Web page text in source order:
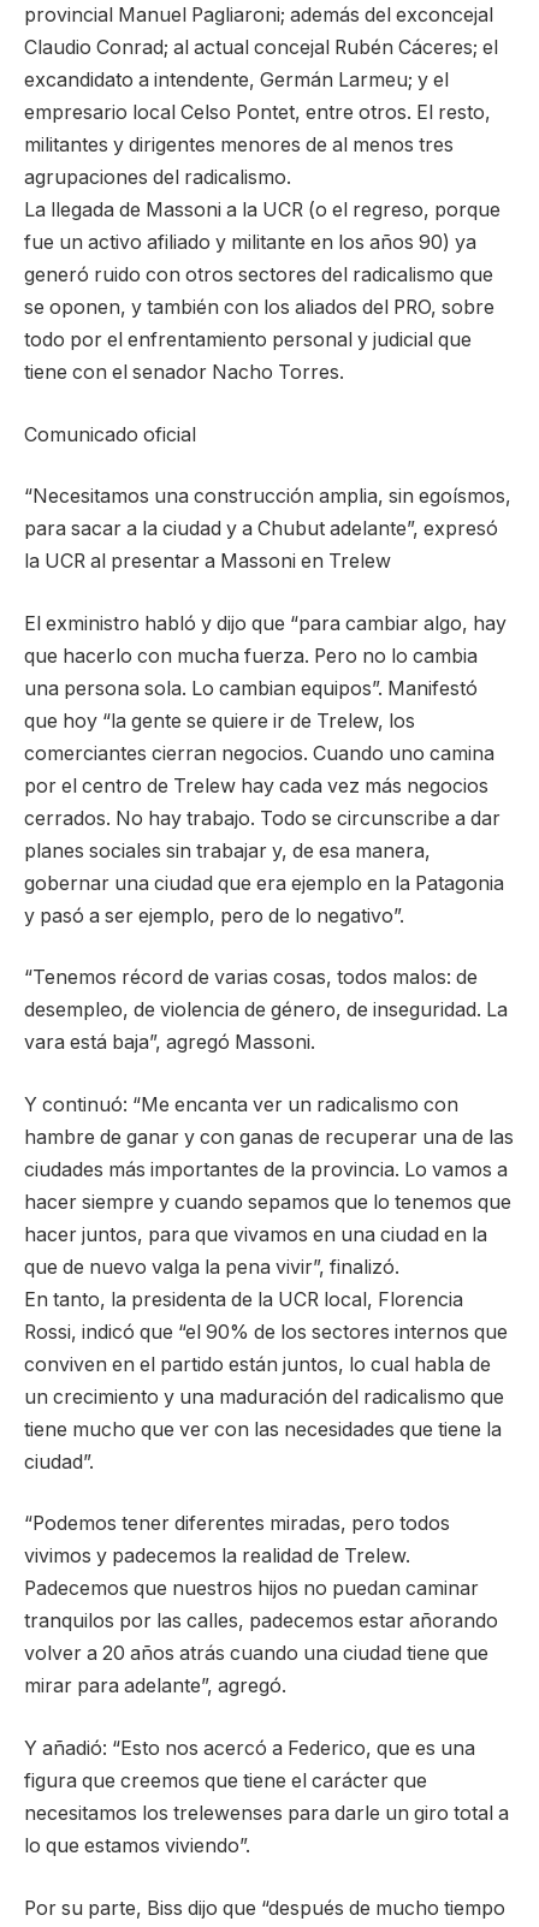
provincial Manuel Pagliaroni; además del exconcejal
Claudio Conrad; al actual concejal Rubén Cáceres; el
excandidato a intendente, Germán Larmeu; y el
empresario local Celso Pontet, entre otros. El resto,
militantes y dirigentes menores de al menos tres
agrupaciones del radicalismo.
La llegada de Massoni a la UCR (o el regreso, porque
fue un activo afiliado y militante en los años 90) ya
generó ruido con otros sectores del radicalismo que
se oponen, y también con los aliados del PRO, sobre
todo por el enfrentamiento personal y judicial que
tiene con el senador Nacho Torres.
Comunicado oficial
“Necesitamos una construcción amplia, sin egoísmos,
para sacar a la ciudad y a Chubut adelante”, expresó
la UCR al presentar a Massoni en Trelew
El exministro habló y dijo que “para cambiar algo, hay
que hacerlo con mucha fuerza. Pero no lo cambia
una persona sola. Lo cambian equipos”. Manifestó
que hoy “la gente se quiere ir de Trelew, los
comerciantes cierran negocios. Cuando uno camina
por el centro de Trelew hay cada vez más negocios
cerrados. No hay trabajo. Todo se circunscribe a dar
planes sociales sin trabajar y, de esa manera,
gobernar una ciudad que era ejemplo en la Patagonia
y pasó a ser ejemplo, pero de lo negativo”.
“Tenemos récord de varias cosas, todos malos: de
desempleo, de violencia de género, de inseguridad. La
vara está baja”, agregó Massoni.
Y continuó: “Me encanta ver un radicalismo con
hambre de ganar y con ganas de recuperar una de las
ciudades más importantes de la provincia. Lo vamos a
hacer siempre y cuando sepamos que lo tenemos que
hacer juntos, para que vivamos en una ciudad en la
que de nuevo valga la pena vivir”, finalizó.
En tanto, la presidenta de la UCR local, Florencia
Rossi, indicó que “el 90% de los sectores internos que
conviven en el partido están juntos, lo cual habla de
un crecimiento y una maduración del radicalismo que
tiene mucho que ver con las necesidades que tiene la
ciudad”.
“Podemos tener diferentes miradas, pero todos
vivimos y padecemos la realidad de Trelew.
Padecemos que nuestros hijos no puedan caminar
tranquilos por las calles, padecemos estar añorando
volver a 20 años atrás cuando una ciudad tiene que
mirar para adelante”, agregó.
Y añadió: “Esto nos acercó a Federico, que es una
figura que creemos que tiene el carácter que
necesitamos los trelewenses para darle un giro total a
lo que estamos viviendo”.
Por su parte, Biss dijo que “después de mucho tiempo